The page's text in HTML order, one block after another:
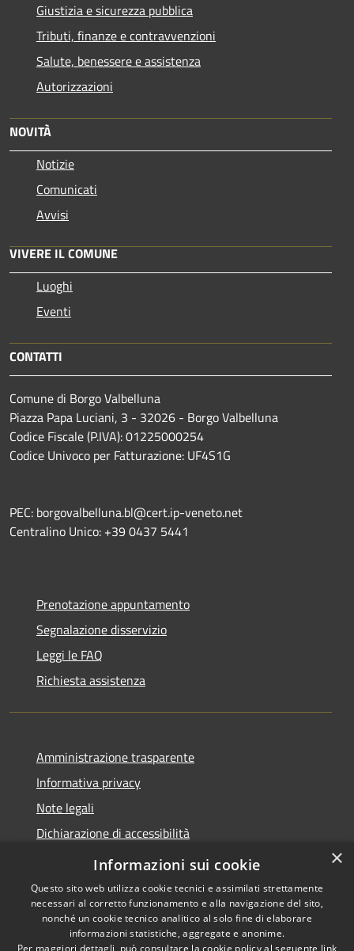
Giustizia e sicurezza pubblica
Tributi, finanze e contravvenzioni
Salute, benessere e assistenza
Autorizzazioni
NOVITÀ
Notizie
Comunicati
Avvisi
VIVERE IL COMUNE
Luoghi
Eventi
CONTATTI
Comune di Borgo Valbelluna
Piazza Papa Luciani, 3 - 32026 - Borgo Valbelluna
Codice Fiscale (P.IVA): 01225000254
Codice Univoco per Fatturazione: UF4S1G
PEC: borgovalbelluna.bl@cert.ip-veneto.net
Centralino Unico: +39 0437 5441
Prenotazione appuntamento
Segnalazione disservizio
Leggi le FAQ
Richiesta assistenza
Amministrazione trasparente
Informativa privacy
Note legali
Dichiarazione di accessibilità
Piano di miglioramento dei servizi
Copyright © 2026 • Comune di
×
Informazioni sui cookie
Questo sito web utilizza cookie tecnici e assimilati strettamente
necessari al corretto funzionamento e alla navigazione del sito,
nonché un cookie tecnico analitico al solo fine di elaborare
informazioni statistiche, aggregate e anonime.
Per maggiori dettagli, può consultare la cookie policy al seguente link